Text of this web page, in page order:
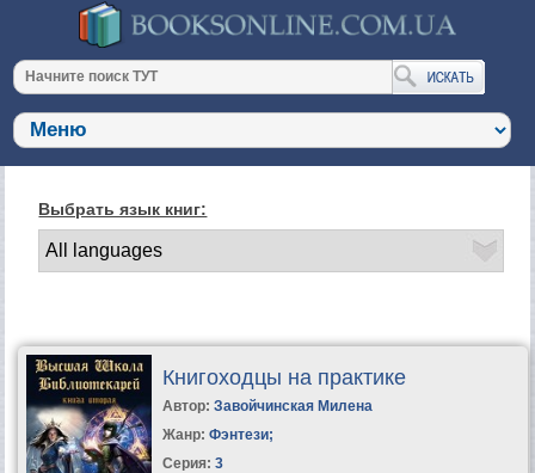
Выбрать язык книг:
Книгоходцы на практике
Автор: Завойчинская Милена
Жанр: Фэнтези;
Серия: 3